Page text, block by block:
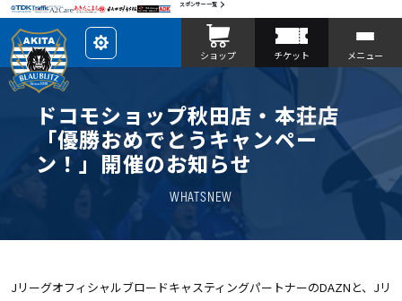
スポンサー一覧
レ
イ
ア
を
カ
ス
タ
マ
イ
ズ
ショップ チケット メニュー
ドコモショップ秋田店・本荘店
「優勝おめでとうキャンペー
ン！」開催のお知らせ
WHATSNEW
JリーグオフィシャルブロードキャスティングパートナーのDAZNと、Jリ